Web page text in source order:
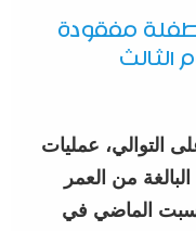
مفقودة
الثالث
التوالي، عمليات
من العمر
الماضي في